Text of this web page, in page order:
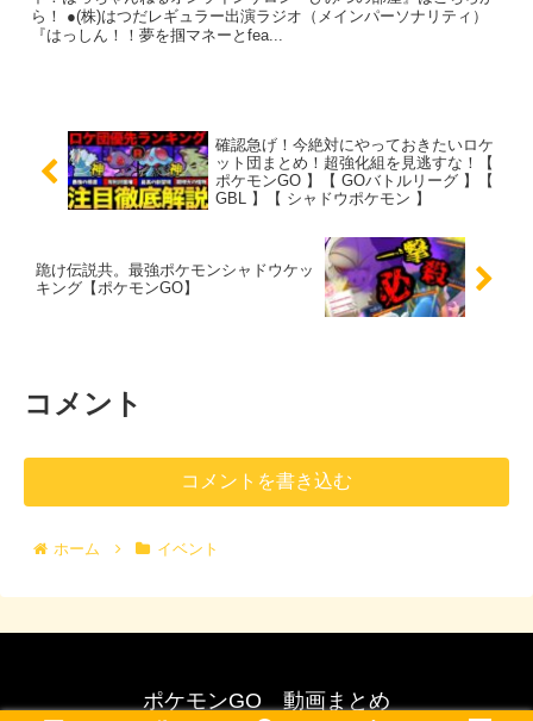
ら！ ●(株)はつだレギュラー出演ラジオ（メインパーソナリティ）
『はっしん！！夢を掴マネーとfea...
確認急げ！今絶対にやっておきたいロケ
ット団まとめ！超強化組を見逃すな！【
ポケモンGO 】【 GOバトルリーグ 】【
GBL 】【 シャドウポケモン 】
跪け伝説共。最強ポケモンシャドウケッ
キング【ポケモンGO】
コメント
コメントを書き込む
ホーム イベント
ポケモンGO 動画まとめ